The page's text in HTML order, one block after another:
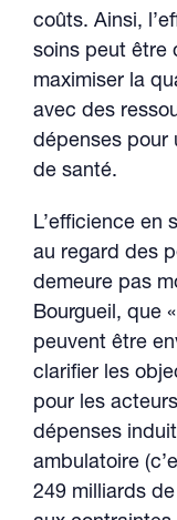
coûts. Ainsi,
soins peut être
maximiser la
avec des
dépenses pour
de santé.
L’efficience en
au regard des
demeure pas
Bourgueil, que
peuvent être
clarifier les
pour les acteurs
dépenses
ambulatoire
249 milliards